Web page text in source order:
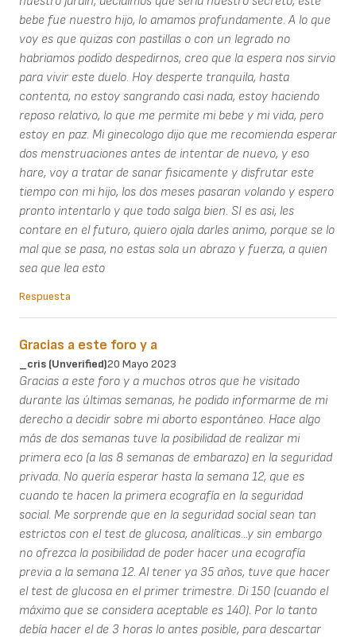
bebe fue nuestro hijo, lo amamos profundamente. A lo que
voy es que quizas con pastillas o con un legrado no
habriamos podido despedirnos, creo que la espera nos sirvio
para vivir este duelo. Hoy desperte tranquila, hasta
contenta, no estoy sangrando casi nada, estoy haciendo
reposo relativo, lo que me permite mi bebe y mi vida, pero
estoy en paz. Mi ginecologo dijo que me recomienda esperar
dos menstruaciones antes de intentar de nuevo, y eso
hare, voy a tratar de sanar fisicamente y disfrutar este
tiempo con mi hijo, los dos meses pasaran volando y espero
pronto intentarlo y que todo salga bien. SI es asi, les
contare en el futuro, quiero ojala darles animo, porque se lo
mal que se pasa, no estas sola un abrazo y fuerza, a quien
sea que lea esto
Respuesta
Gracias a este foro y a
_cris (unverified)20 Mayo 2023
Gracias a este foro y a muchos otros que he visitado
durante las últimas semanas, he podido informarme de mi
derecho a decidir sobre mi aborto espontáneo. Hace algo
más de dos semanas tuve la posibilidad de realizar mi
primera eco (a las 8 semanas de embarazo) en la seguridad
privada. No quería esperar hasta la semana 12, que es
cuando te hacen la primera ecografía en la seguridad
social. Me sorprende que en la seguridad social sean tan
estrictos con el test de glucosa, analíticas...y sin embargo
no ofrezca la posibilidad de poder hacer una ecografía
previa a la semana 12. Al tener ya 35 años, tuve que hacer
el test de glucosa en el primer trimestre. Di 150 (cuando el
máximo que se considera aceptable es 140). Por lo tanto
debía hacer el de 3 horas lo antes posible, para descartar